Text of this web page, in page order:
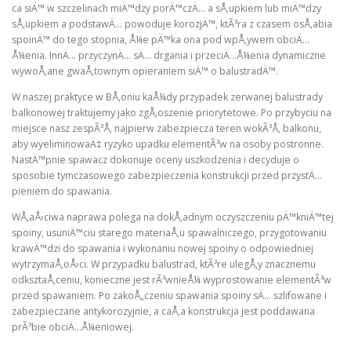
ca siÄ™ w szczelinach miÄ™dzy porÄ™czÄ… a sÅ‚upkiem lub miÄ™dzy
sÅ‚upkiem a podstawÄ… powoduje korozjÄ™, ktÃ³ra z czasem osÅ‚abia
spoinÄ™ do tego stopnia, Å¼e pÄ™ka ona pod wpÅ‚ywem obciÄ…
Å¼enia. InnÄ… przyczynÄ… sÄ… drgania i przeciÄ…Å¼enia dynamiczne
wywoÅ‚ane gwaÅ‚townym opieraniem siÄ™ o balustradÄ™.
W naszej praktyce w BÅ‚oniu kaÅ¼dy przypadek zerwanej balustrady
balkonowej traktujemy jako zgÅ‚oszenie priorytetowe. Po przybyciu na
miejsce nasz zespÃ³Å‚ najpierw zabezpiecza teren wokÃ³Å‚ balkonu,
aby wyeliminowaÄ‡ ryzyko upadku elementÃ³w na osoby postronne.
NastÄ™pnie spawacz dokonuje oceny uszkodzenia i decyduje o
sposobie tymczasowego zabezpieczenia konstrukcji przed przystÄ…
pieniem do spawania.
WÅ‚aÅ›ciwa naprawa polega na dokÅ‚adnym oczyszczeniu pÄ™kniÄ™tej
spoiny, usuniÄ™ciu starego materiaÅ‚u spawalniczego, przygotowaniu
krawÄ™dzi do spawania i wykonaniu nowej spoiny o odpowiedniej
wytrzymaÅ‚oÅ›ci. W przypadku balustrad, ktÃ³re ulegÅ‚y znacznemu
odksztaÅ‚ceniu, konieczne jest rÃ³wnieÅ¼ wyprostowanie elementÃ³w
przed spawaniem. Po zakoÅ„czeniu spawania spoiny sÄ… szlifowane i
zabezpieczane antykorozyjnie, a caÅ‚a konstrukcja jest poddawana
prÃ³bie obciÄ…Å¼eniowej.